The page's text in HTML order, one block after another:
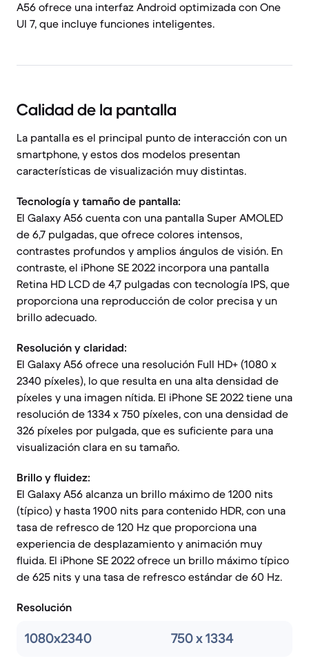
A56 ofrece una interfaz Android optimizada con One
UI 7, que incluye funciones inteligentes.
Calidad de la pantalla
La pantalla es el principal punto de interacción con un
smartphone, y estos dos modelos presentan
características de visualización muy distintas.
Tecnología y tamaño de pantalla:
El Galaxy A56 cuenta con una pantalla Super AMOLED
de 6,7 pulgadas, que ofrece colores intensos,
contrastes profundos y amplios ángulos de visión. En
contraste, el iPhone SE 2022 incorpora una pantalla
Retina HD LCD de 4,7 pulgadas con tecnología IPS, que
proporciona una reproducción de color precisa y un
brillo adecuado.
Resolución y claridad:
El Galaxy A56 ofrece una resolución Full HD+ (1080 x
2340 píxeles), lo que resulta en una alta densidad de
píxeles y una imagen nítida. El iPhone SE 2022 tiene una
resolución de 1334 x 750 píxeles, con una densidad de
326 píxeles por pulgada, que es suficiente para una
visualización clara en su tamaño.
Brillo y fluidez:
El Galaxy A56 alcanza un brillo máximo de 1200 nits
(típico) y hasta 1900 nits para contenido HDR, con una
tasa de refresco de 120 Hz que proporciona una
experiencia de desplazamiento y animación muy
fluida. El iPhone SE 2022 ofrece un brillo máximo típico
de 625 nits y una tasa de refresco estándar de 60 Hz.
Resolución
1080x2340 750 x 1334